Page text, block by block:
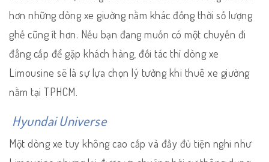
hơn những dòng xe giuờng nằm khác đồng thời số lượng
ghế cũng ít hơn. Nếu bạn đang muốn có một chuyến đi
đẳng cấp để gặp khách hàng, đối tác thì dòng xe
Limousine sẽ là sự lựa chọn lý tưởng khi thuê xe giường
nằm tại TPHCM.
Hyundai Universe
Một dòng xe tuy không cao cấp và đầy đủ tiện nghi như